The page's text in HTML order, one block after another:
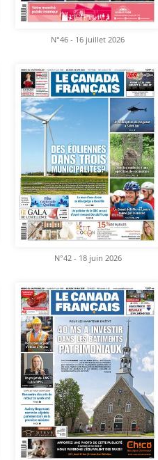
N°46 - 16 juillet 2026
N°42 - 18 juin 2026